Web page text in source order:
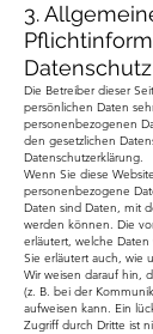
3.
Datenschutz
Die Betreiber dieser
persönlichen Daten
personenbezogenen
den gesetzlichen
Datenschutzerklärung.
Wenn Sie diese
personenbezogene
Daten sind Daten, mit
werden können. Die
erläutert, welche
Sie erläutert auch, wie
Wir weisen darauf hin,
(z. B. bei der
aufweisen kann. Ein
Zugriff durch Dritte ist